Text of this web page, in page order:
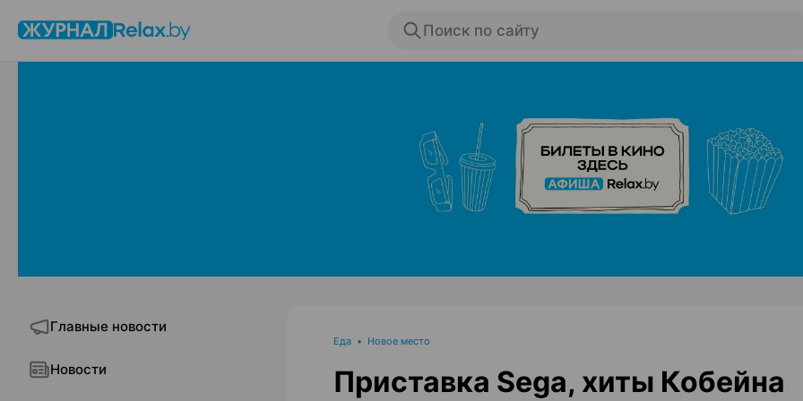
Поиск по сайту
ЭФФЕКТИВНАЯ РЕКЛАМА НА САЙТЕ
Главные новости
Новости
Еда • Новое место
Приставка Sega, хиты Кобейна